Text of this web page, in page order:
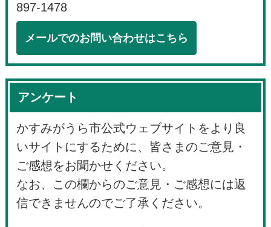
897-1478
メールでのお問い合わせはこちら
アンケート
かすみがうら市公式ウェブサイトをより良
いサイトにするために、皆さまのご意見・
ご感想をお聞かせください。
なお、この欄からのご意見・ご感想には返
信できませんのでご了承ください。